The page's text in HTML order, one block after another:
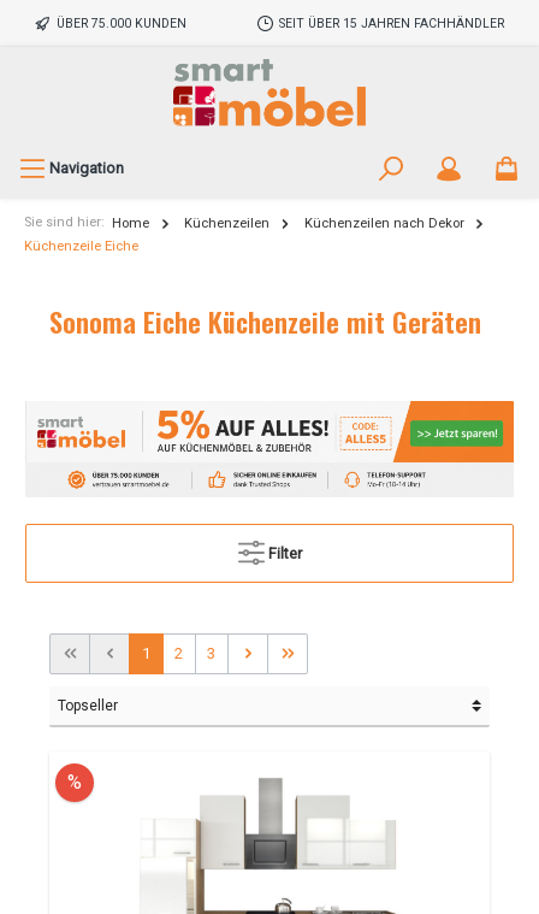
ÜBER 75.000 KUNDEN SEIT ÜBER 15 JAHREN FACHHÄNDLER
Navigation
Sie sind hier: Home Küchenzeilen
Küchenzeilen nach Dekor
Küchenzeile Eiche
Sonoma Eiche Küchenzeile mit Geräten
Filter
1 2 3
%